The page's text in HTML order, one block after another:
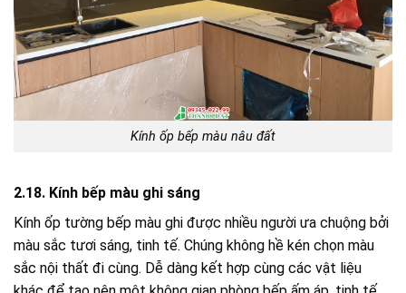
Kính ốp bếp màu nâu đất
2.18. Kính bếp màu ghi sáng
Kính ốp tường bếp màu ghi được nhiều người ưa chuộng bởi
màu sắc tươi sáng, tinh tế. Chúng không hề kén chọn màu
sắc nội thất đi cùng. Dễ dàng kết hợp cùng các vật liệu